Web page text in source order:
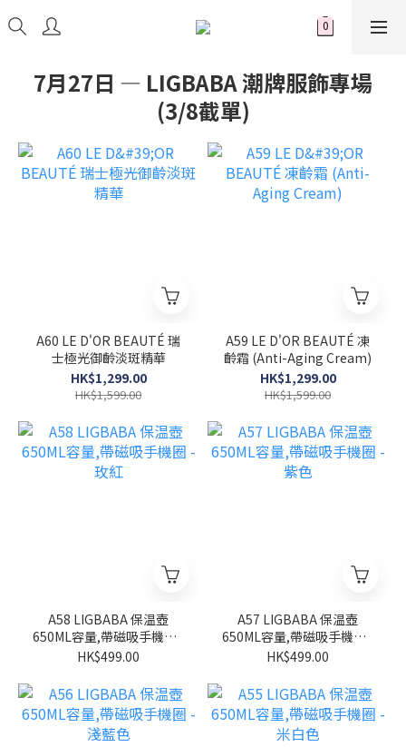
7月27日 — LIGBABA 潮牌服飾專場
(3/8截單)
A60 LE D'OR BEAUTÉ 瑞
士極光御齡淡斑精華
HK$1,299.00
HK$1,599.00
A59 LE D'OR BEAUTÉ 凍
齡霜 (Anti-Aging Cream)
HK$1,299.00
HK$1,599.00
A58 LIGBABA 保温壺
650ML容量,帶磁吸手機圈 -
玫紅
HK$499.00
A57 LIGBABA 保温壺
650ML容量,帶磁吸手機圈 -
紫色
HK$499.00